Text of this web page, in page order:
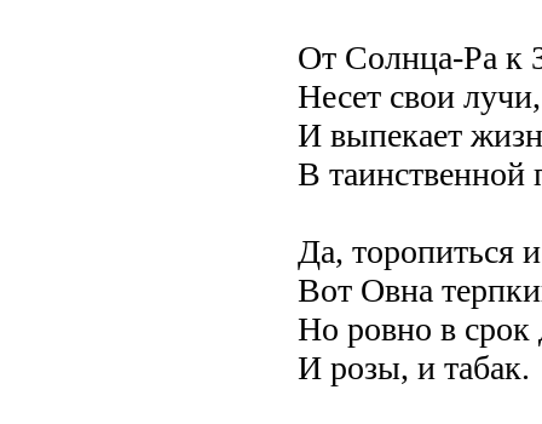
От Солнца-Ра к
Несет свои лучи,
И выпекает
В таинственной
Да, торопиться
Вот Овна
Но ровно в срок
И розы, и табак.